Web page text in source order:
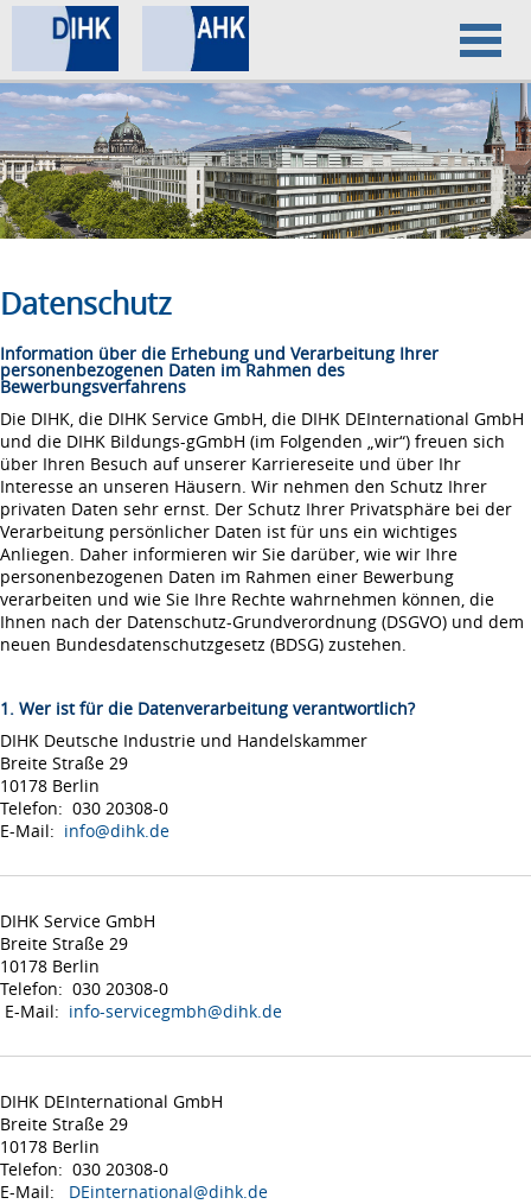
Home
Datenschutz
Impressum
Datenschutz
Information über die Erhebung und Verarbeitung Ihrer
personenbezogenen Daten im Rahmen des
Bewerbungsverfahrens
Die DIHK, die DIHK Service GmbH, die DIHK DEInternational GmbH
und die DIHK Bildungs-gGmbH (im Folgenden „wir“) freuen sich
über Ihren Besuch auf unserer Karriereseite und über Ihr
Interesse an unseren Häusern. Wir nehmen den Schutz Ihrer
privaten Daten sehr ernst. Der Schutz Ihrer Privatsphäre bei der
Verarbeitung persönlicher Daten ist für uns ein wichtiges
Anliegen. Daher informieren wir Sie darüber, wie wir Ihre
personenbezogenen Daten im Rahmen einer Bewerbung
verarbeiten und wie Sie Ihre Rechte wahrnehmen können, die
Ihnen nach der Datenschutz-Grundverordnung (DSGVO) und dem
neuen Bundesdatenschutzgesetz (BDSG) zustehen.
1. Wer ist für die Datenverarbeitung verantwortlich?
DIHK Deutsche Industrie und Handelskammer
Breite Straße 29
10178 Berlin
Telefon: 030 20308-0
E-Mail: info@dihk.de
DIHK Service GmbH
Breite Straße 29
10178 Berlin
Telefon: 030 20308-0
E-Mail: info-servicegmbh@dihk.de
DIHK DEInternational GmbH
Breite Straße 29
10178 Berlin
Telefon: 030 20308-0
E-Mail: DEinternational@dihk.de